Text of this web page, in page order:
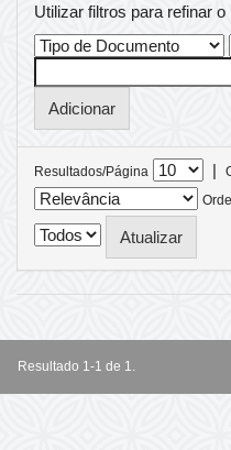
Utilizar filtros para refinar
Resultados/Página |
Resultado 1-1 de 1.